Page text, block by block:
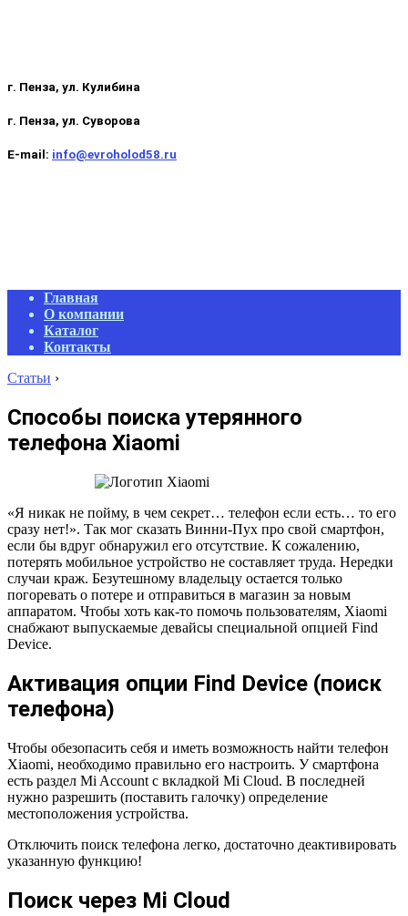
г. Пенза, ул. Кулибина
г. Пенза, ул. Суворова
E-mail: info@evroholod58.ru
Primary
Navigation
Menu
Главная
О компании
Каталог
Контакты
Статьи ›
Способы поиска утерянного
телефона Xiaomi
«Я никак не пойму, в чем секрет… телефон если есть… то его
сразу нет!». Так мог сказать Винни-Пух про свой смартфон,
если бы вдруг обнаружил его отсутствие. К сожалению,
потерять мобильное устройство не составляет труда. Нередки
случаи краж. Безутешному владельцу остается только
погоревать о потере и отправиться в магазин за новым
аппаратом. Чтобы хоть как-то помочь пользователям, Xiaomi
снабжают выпускаемые девайсы специальной опцией Find
Device.
Активация опции Find Device (поиск
телефона)
Чтобы обезопасить себя и иметь возможность найти телефон
Xiaomi, необходимо правильно его настроить. У смартфона
есть раздел Mi Account с вкладкой Mi Cloud. В последней
нужно разрешить (поставить галочку) определение
местоположения устройства.
Отключить поиск телефона легко, достаточно деактивировать
указанную функцию!
Поиск через Mi Cloud